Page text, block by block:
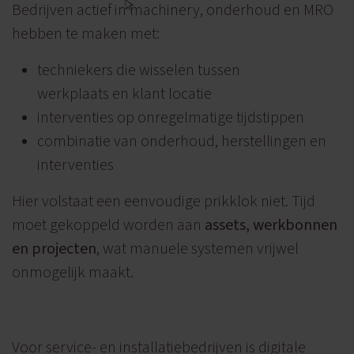
Bedrijven actief in machinery, onderhoud en MRO
hebben te maken met:
techniekers die wisselen tussen
werkplaats en klant locatie
interventies op onregelmatige tijdstippen
combinatie van onderhoud, herstellingen en
interventies
Hier volstaat een eenvoudige prikklok niet. Tijd
moet gekoppeld worden aan assets, werkbonnen
en projecten, wat manuele systemen vrijwel
onmogelijk maakt.
Voor service- en installatiebedrijven is digitale